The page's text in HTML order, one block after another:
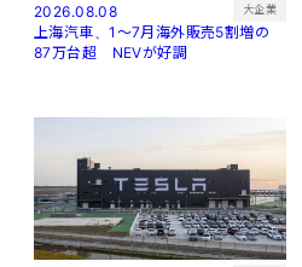
2026.08.08 大企業
上海汽車、1～7月海外販売5割増の
87万台超 NEVが好調